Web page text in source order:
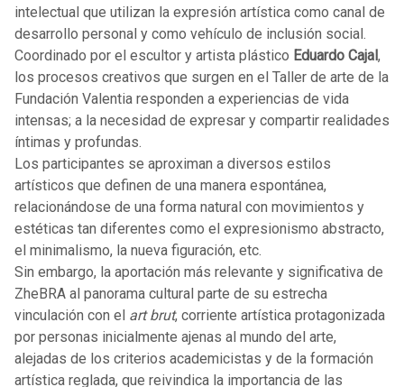
intelectual que utilizan la expresión artística como canal de
desarrollo personal y como vehículo de inclusión social.
Coordinado por el escultor y artista plástico Eduardo Cajal,
los procesos creativos que surgen en el Taller de arte de la
Fundación Valentia responden a experiencias de vida
intensas; a la necesidad de expresar y compartir realidades
íntimas y profundas.
Los participantes se aproximan a diversos estilos
artísticos que definen de una manera espontánea,
relacionándose de una forma natural con movimientos y
estéticas tan diferentes como el expresionismo abstracto,
el minimalismo, la nueva figuración, etc.
Sin embargo, la aportación más relevante y significativa de
ZheBRA al panorama cultural parte de su estrecha
vinculación con el art brut, corriente artística protagonizada
por personas inicialmente ajenas al mundo del arte,
alejadas de los criterios academicistas y de la formación
artística reglada, que reivindica la importancia de las